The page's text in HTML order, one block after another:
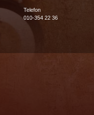
Telefon
010-354 22 36